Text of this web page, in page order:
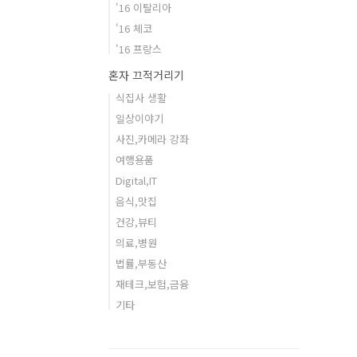
'16 이탈리아
'16 체코
'16 프랑스
혼자 끄적거리기
식집사 생활
일상이야기
사진,카메라 강좌
여행용품
Digital,IT
음식,맛집
건강,뷰티
의료,병원
법률,부동산
재테크,보험,금융
기타